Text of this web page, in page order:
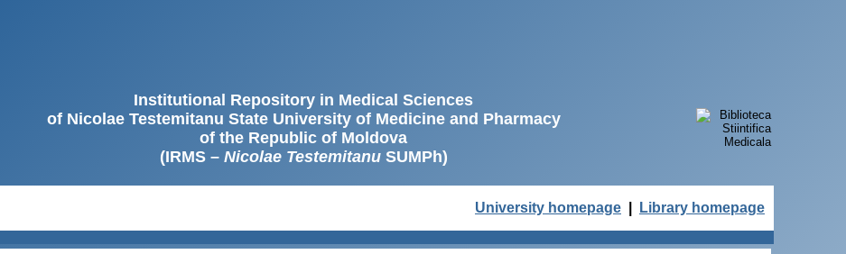
Institutional Repository in Medical Sciences
of Nicolae Testemitanu State University of Medicine and Pharmacy
of the Republic of Moldova
(IRMS – Nicolae TestemitanuSUMPh)
University homepage Library homepage